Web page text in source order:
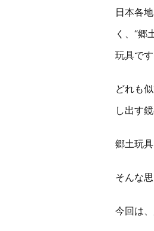
日本各
く、“郷
玩具です
どれも
し出す
郷土玩
そんな
今回は